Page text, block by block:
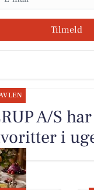
Tilmeld
A/S
i